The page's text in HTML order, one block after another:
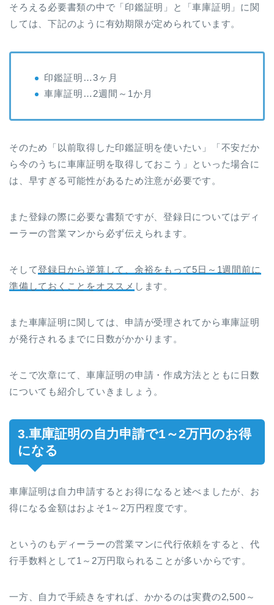
そろえる必要書類の中で「印鑑証明」と「車庫証明」に関
しては、下記のように有効期限が定められています。
印鑑証明…3ヶ月
車庫証明…2週間～1か月
そのため「以前取得した印鑑証明を使いたい」「不安だか
ら今のうちに車庫証明を取得しておこう」といった場合に
は、早すぎる可能性があるため注意が必要です。
また登録の際に必要な書類ですが、登録日についてはディ
ーラーの営業マンから必ず伝えられます。
そして登録日から逆算して、余裕をもって5日～1週間前に
準備しておくことをオススメ します。
また車庫証明に関しては、申請が受理されてから車庫証明
が発行されるまでに日数がかかります。
そこで次章にて、車庫証明の申請・作成方法とともに日数
についても紹介していきましょう。
3.車庫証明の自力申請で1～2万円のお得
になる
車庫証明は自力申請するとお得になると述べましたが、お
得になる金額はおよそ1～2万円程度です。
というのもディーラーの営業マンに代行依頼をすると、代
行手数料として1～2万円取られることが多いからです。
一方、自力で手続きをすれば、かかるのは実費の2,500～